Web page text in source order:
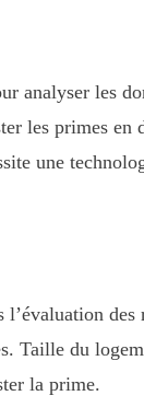
analyser les
les primes
une
des
Taille du
la prime.